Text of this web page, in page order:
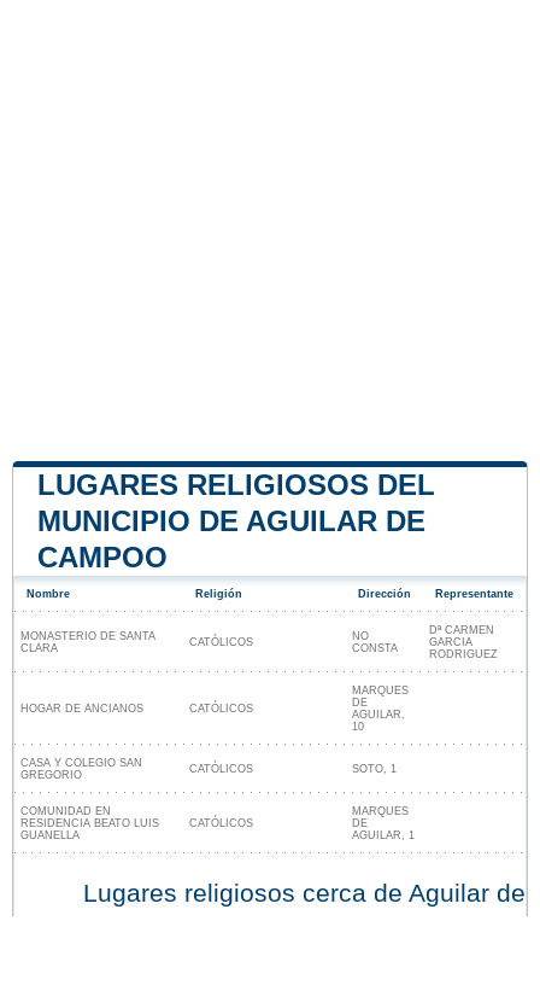
LUGARES RELIGIOSOS DEL
MUNICIPIO DE AGUILAR DE
CAMPOO
Nombre Religión Dirección Representante
MONASTERIO DE SANTA
CLARA
CATÓLICOS
NO
CONSTA
Dª CARMEN
GARCIA
RODRIGUEZ
HOGAR DE ANCIANOS CATÓLICOS
MARQUES
DE
AGUILAR,
10
CASA Y COLEGIO SAN
GREGORIO
CATÓLICOS SOTO, 1
COMUNIDAD EN
RESIDENCIA BEATO LUIS
GUANELLA
CATÓLICOS
MARQUES
DE
AGUILAR, 1
Lugares religiosos cerca de Aguilar de